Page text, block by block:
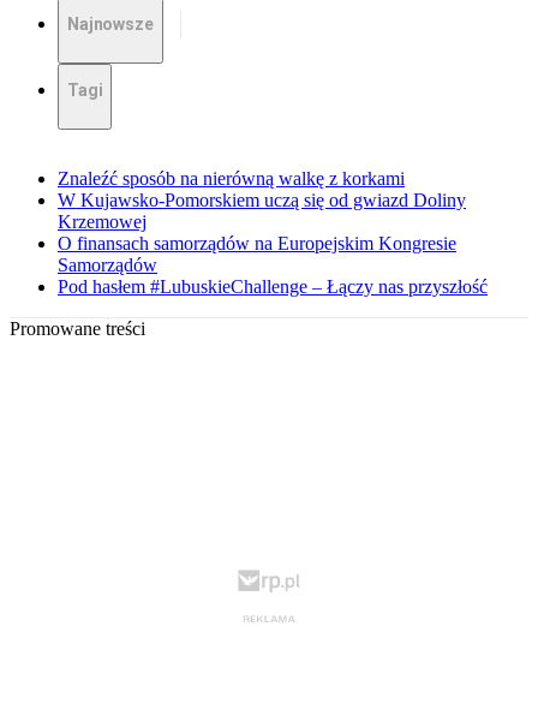
Najnowsze
Tagi
Znaleźć sposób na nierówną walkę z korkami
W Kujawsko-Pomorskiem uczą się od gwiazd Doliny
Krzemowej
O finansach samorządów na Europejskim Kongresie
Samorządów
Pod hasłem #LubuskieChallenge – Łączy nas przyszłość
Promowane treści